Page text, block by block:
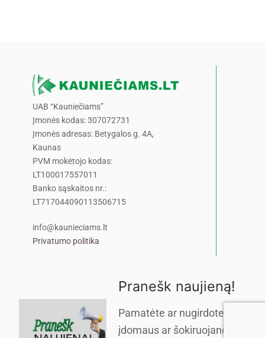
UAB “Kauniečiams”
Įmonės kodas: 307072731
Įmonės adresas: Betygalos g. 4A,
Kaunas
PVM mokėtojo kodas:
LT100017557011
Banko sąskaitos nr.:
LT717044090113506715
info@kaunieciams.lt
Privatumo politika
Pranešk naujieną!
Pamatėte ar nugirdote kažką
įdomaus ar šokiruojančio?